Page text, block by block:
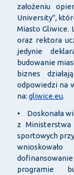
założeniu
University",
Miasto Gliwice.
oraz rektora
jedynie
budowanie
biznes
odpowiedzi na
na: gliwice.eu.
• Doskonała
z
sportowych
programie